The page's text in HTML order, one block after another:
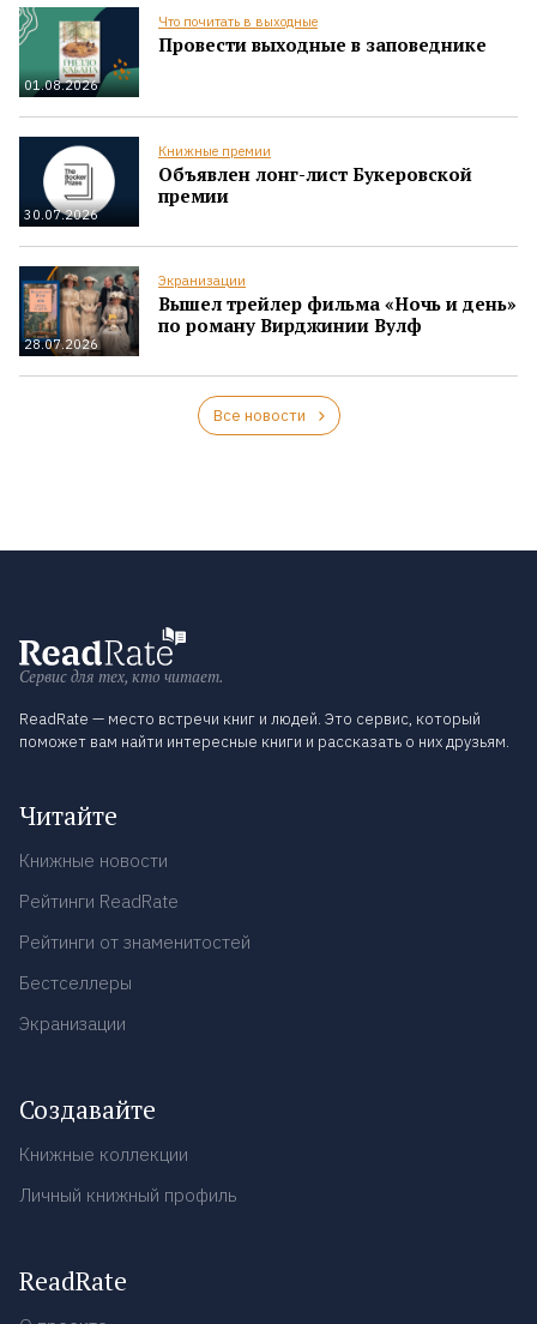
01.08.2026
Что почитать в выходные
Провести выходные в заповеднике
30.07.2026
Книжные премии
Объявлен лонг-лист Букеровской
премии
28.07.2026
Экранизации
Вышел трейлер фильма «Ночь и день»
по роману Вирджинии Вулф
Все новости
Сервис для тех, кто читает.
ReadRate — место встречи книг и людей. Это сервис, который
поможет вам найти интересные книги и рассказать о них друзьям.
Читайте
Книжные новости
Рейтинги ReadRate
Рейтинги от знаменитостей
Бестселлеры
Экранизации
Создавайте
Книжные коллекции
Личный книжный профиль
ReadRate